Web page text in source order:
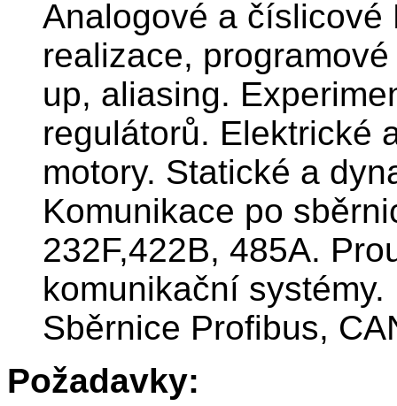
Analogové a číslicové
realizace,
up, aliasing.
regulátorů. Elektrické
motory. Statické a
Komunikace po
232F,422B, 485A.
komunikační
Sběrnice Profibus,
Požadavky: